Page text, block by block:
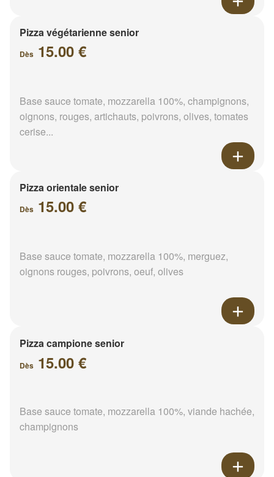
Pizza végétarienne senior
Dès 15.00 €
Base sauce tomate, mozzarella 100%, champignons,
oignons, rouges, artichauts, poivrons, olives, tomates
cerise...
Pizza orientale senior
Dès 15.00 €
Base sauce tomate, mozzarella 100%, merguez,
oignons rouges, poivrons, oeuf, olives
Pizza campione senior
Dès 15.00 €
Base sauce tomate, mozzarella 100%, viande hachée,
champignons